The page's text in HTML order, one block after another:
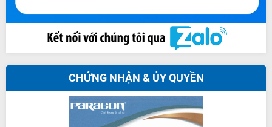
CHỨNG NHẬN & ỦY QUYỀN